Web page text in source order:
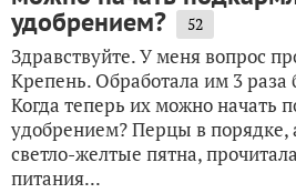
удобрением? 52
Здравствуйте. У меня вопрос
Крепень. Обработала им 3
Когда теперь их можно начать
удобрением? Перцы в порядке,
светло-желтые пятна,
питания...